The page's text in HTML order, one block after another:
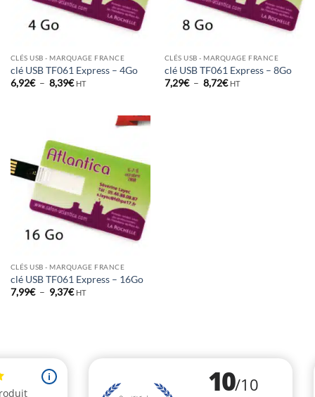
CLÉS USB - MARQUAGE FRANCE
clé USB TF061 Express – 4Go
6,92€ – 8,39€Plage
HT
CLÉS USB - MARQUAGE FRANCE
clé USB TF061 Express – 8Go
7,29€ – 8,72€Plage
HT
CLÉS USB - MARQUAGE FRANCE
clé USB TF061 Express – 16Go
7,99€ – 9,37€Plage
HT